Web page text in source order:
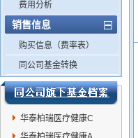
费用分析
销售信息
购买信息（费率表）
同公司基金转换
华泰柏瑞医疗健康C